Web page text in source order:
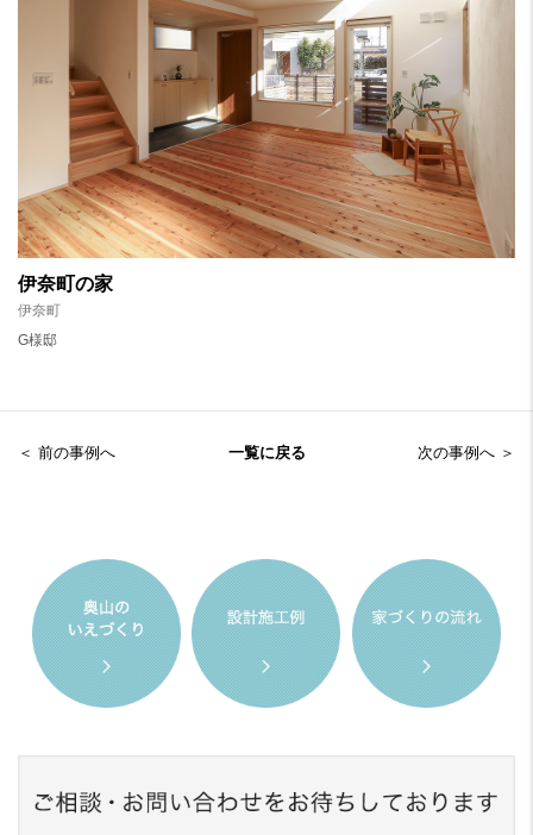
伊奈町の家
伊奈町
G様邸
＜ 前の事例へ 一覧に戻る 次の事例へ ＞